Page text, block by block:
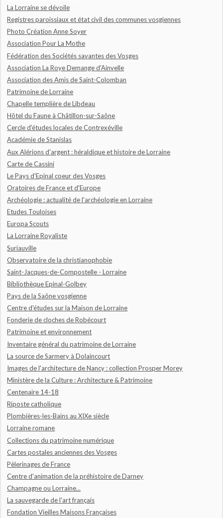
La Lorraine se dévoile
Registres paroissiaux et état civil des communes vosgiennes
Photo Création Anne Soyer
Association Pour La Mothe
Fédération des Sociétés savantes des Vosges
Association La Roye Demange d'Ainvelle
Association des Amis de Saint-Colomban
Patrimoine de Lorraine
Chapelle templière de Libdeau
Hôtel du Faune à Châtillon-sur-Saône
Cercle d'études locales de Contrexéville
Académie de Stanislas
Aux Alérions d'argent : héraldique et histoire de Lorraine
Carte de Cassini
Le Pays d'Epinal coeur des Vosges
Oratoires de France et d'Europe
Archéologie : actualité de l'archéologie en Lorraine
Etudes Touloises
Europa Scouts
La Lorraine Royaliste
Suriauville
Observatoire de la christianophobie
Saint-Jacques-de-Compostelle - Lorraine
Bibliothèque Epinal-Golbey
Pays de la Saône vosgienne
Centre d'études sur la Maison de Lorraine
Fonderie de cloches de Robécourt
Patrimoine et environnement
Inventaire général du patrimoine de Lorraine
La source de Sarmery à Dolaincourt
Images de l'architecture de Nancy : collection Prosper Morey
Ministère de la Culture : Architecture & Patrimoine
Centenaire 14-18
Riposte catholique
Plombières-les-Bains au XIXe siècle
Lorraine romane
Collections du patrimoine numérique
Cartes postales anciennes des Vosges
Pèlerinages de France
Centre d'animation de la préhistoire de Darney
Champagne ou Lorraine...
La sauvegarde de l'art français
Fondation Vieilles Maisons Françaises